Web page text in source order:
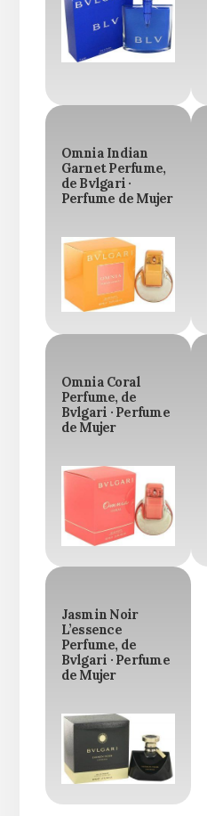
Omnia Indian
Garnet Perfume,
de Bvlgari ·
Perfume de Mujer
Omnia Coral
Perfume, de
Bvlgari · Perfume
de Mujer
Jasmin Noir
L’essence
Perfume, de
Bvlgari · Perfume
de Mujer